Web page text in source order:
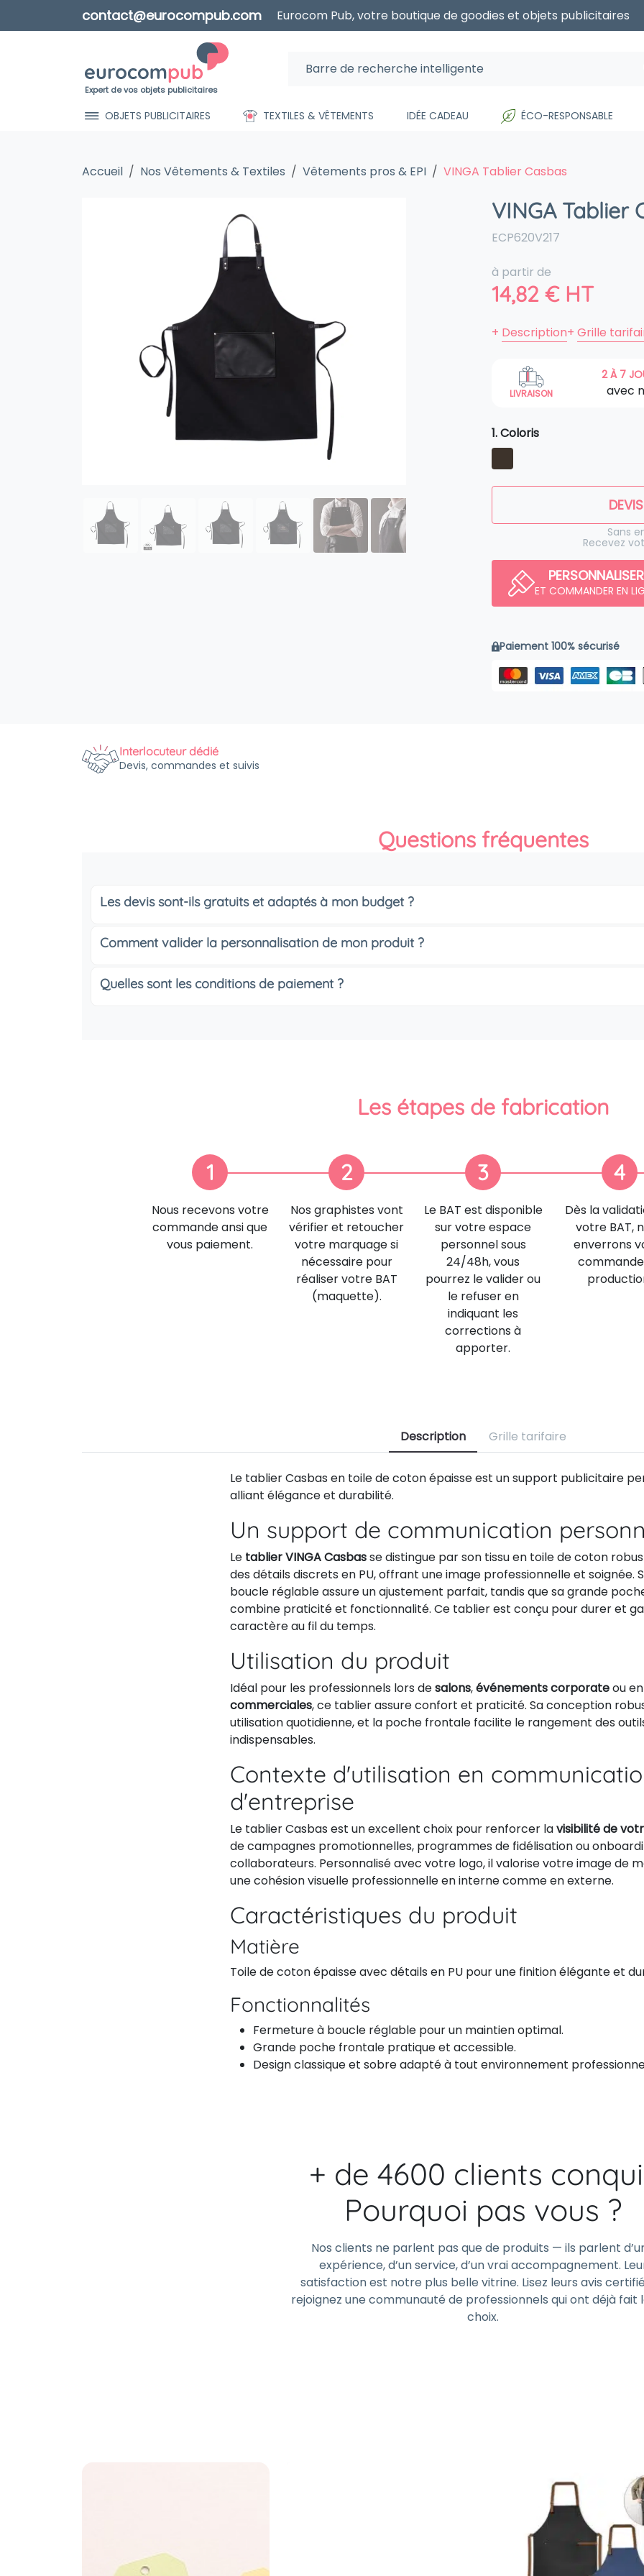
contact@eurocompub.com Eurocom Pub, votre boutique de goodies et objets publicitaires
Expert de vos objets publicitaires
OBJETS PUBLICITAIRES TEXTILES & VÊTEMENTS IDÉE CADEAU ÉCO-RESPONSABLE
Accueil Nos Vêtements & Textiles Vêtements pros & EPI VINGA Tablier Casbas
VINGA Tablier
ECP620V217
à partir de
14,82 €HT
+ Description+ Grille
LIVRAISON
2 À 7
avec
1. Coloris
Sans
Recevez
PERSONNALISER
ET COMMANDER EN
Paiement 100% sécurisé
Interlocuteur dédié
Devis, commandes et suivis
Questions fréquentes
Les devis sont-ils gratuits et adaptés à mon budget ?
Comment valider la personnalisation de mon produit ?
Quelles sont les conditions de paiement ?
Les étapes de fabrication
1
Nous recevons votre
commande ansi que
vous paiement.
2
Nos graphistes vont
vérifier et retoucher
votre marquage si
nécessaire pour
réaliser votre BAT
(maquette).
3
Le BAT est disponible
sur votre espace
personnel sous
24/48h, vous
pourrez le valider ou
le refuser en
indiquant les
corrections à
apporter.
4
Dès la
votre BAT,
enverrons
Description Grille tarifaire
Le tablier Casbas en toile de coton épaisse est un support publicitaire
alliant élégance et durabilité.
Un support de communication
Le tablier VINGA Casbasse distingue par son tissu en toile de coton
des détails discrets en PU, offrant une image professionnelle et soignée.
boucle réglable assure un ajustement parfait, tandis que sa grande
combine praticité et fonctionnalité. Ce tablier est conçu pour durer et
caractère au fil du temps.
Utilisation du produit
Idéal pour les professionnels lors desalons,événements corporateou en
commerciales, ce tablier assure confort et praticité. Sa conception
utilisation quotidienne, et la poche frontale facilite le rangement des
indispensables.
Contexte d'utilisation en
d'entreprise
Le tablier Casbas est un excellent choix pour renforcer lavisibilité de
de campagnes promotionnelles, programmes de fidélisation ou
collaborateurs. Personnalisé avec votre logo, il valorise votre image de
une cohésion visuelle professionnelle en interne comme en externe.
Caractéristiques du produit
Matière
Toile de coton épaisse avec détails en PU pour une finition élégante et
Fonctionnalités
Fermeture à boucle réglable pour un maintien optimal.
Grande poche frontale pratique et accessible.
Design classique et sobre adapté à tout environnement
+ de 4600 clients
Pourquoi pas vous ?
Nos clients ne parlent pas que de produits — ils parlent
expérience, d’un service, d’un vrai accompagnement.
satisfaction est notre plus belle vitrine. Lisez leurs avis
rejoignez une communauté de professionnels qui ont déjà fait
choix.